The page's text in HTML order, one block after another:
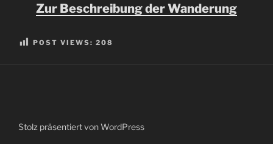
Zur Beschreibung der Wanderung
POST VIEWS: 208
Stolz präsentiert von WordPress